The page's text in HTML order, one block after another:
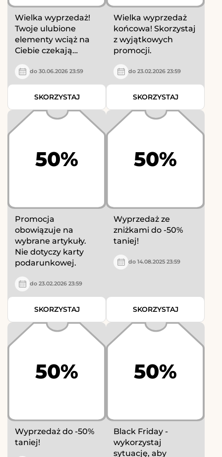
Wielka wyprzedaż!
Twoje ulubione
elementy wciąż na
Ciebie czekają…
do 30.06.2026 23:59
SKORZYSTAJ
Wielka wyprzedaż
końcowa! Skorzystaj
z wyjątkowych
promocji.
do 23.02.2026 23:59
SKORZYSTAJ
50%
Promocja
obowiązuje na
wybrane artykuły.
Nie dotyczy karty
podarunkowej.
do 23.02.2026 23:59
SKORZYSTAJ
50%
Wyprzedaż ze
zniżkami do -50%
taniej!
do 14.08.2025 23:59
SKORZYSTAJ
50%
Wyprzedaż do -50%
taniej!
50%
Black Friday -
wykorzystaj
sytuację, aby